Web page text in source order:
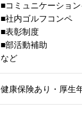
■コミュニケーション
■社内ゴルフコンペ
■表彰制度
■部活動補助
など
健康保険あり・厚生